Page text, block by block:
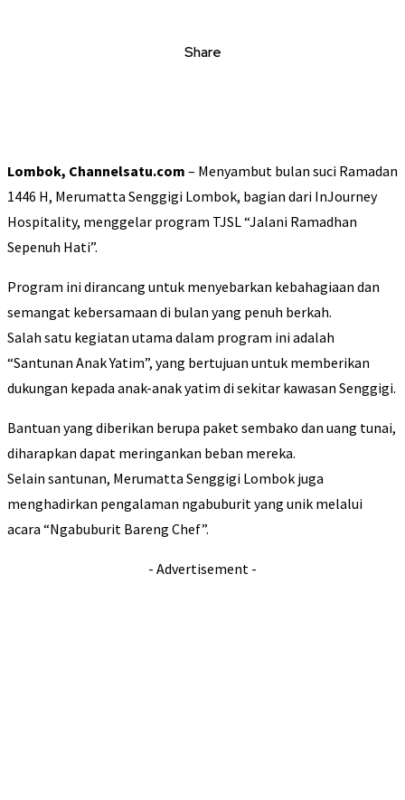
Share
Lombok, Channelsatu.com – Menyambut bulan suci Ramadan
1446 H, Merumatta Senggigi Lombok, bagian dari InJourney
Hospitality, menggelar program TJSL “Jalani Ramadhan
Sepenuh Hati”.
Program ini dirancang untuk menyebarkan kebahagiaan dan
semangat kebersamaan di bulan yang penuh berkah.
Salah satu kegiatan utama dalam program ini adalah
“Santunan Anak Yatim”, yang bertujuan untuk memberikan
dukungan kepada anak-anak yatim di sekitar kawasan Senggigi.
Bantuan yang diberikan berupa paket sembako dan uang tunai,
diharapkan dapat meringankan beban mereka.
Selain santunan, Merumatta Senggigi Lombok juga
menghadirkan pengalaman ngabuburit yang unik melalui
acara “Ngabuburit Bareng Chef”.
- Advertisement -